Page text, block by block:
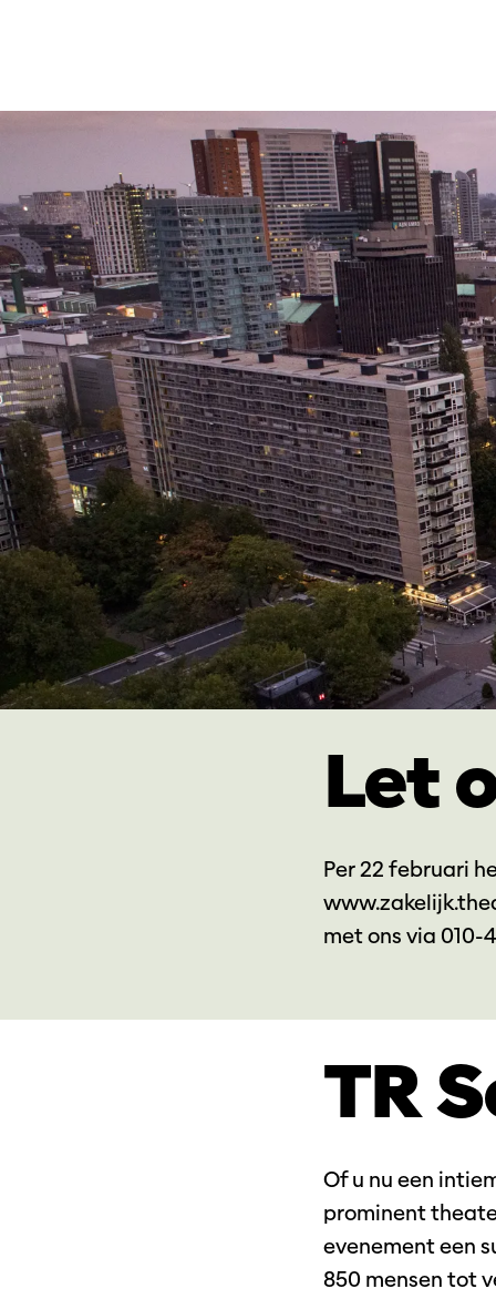
Let
Per 22 februari
met ons via 010-
TR
Of u nu een
prominent
evenement een
850 mensen tot